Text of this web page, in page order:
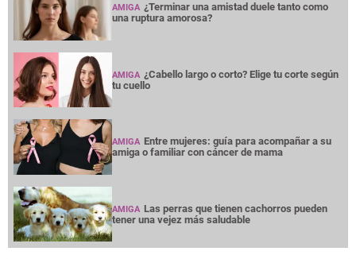
AMIGA ¿Terminar una amistad duele tanto como
una ruptura amorosa?
AMIGA ¿Cabello largo o corto? Elige tu corte según
tu cuello
AMIGA Entre mujeres: guía para acompañar a su
amiga o familiar con cáncer de mama
AMIGA Las perras que tienen cachorros pueden
tener una vejez más saludable